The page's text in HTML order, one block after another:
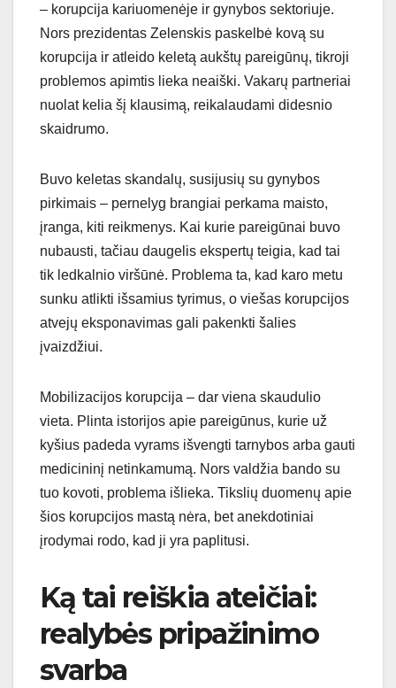
– korupcija kariuomenėje ir gynybos sektoriuje.
Nors prezidentas Zelenskis paskelbė kovą su
korupcija ir atleido keletą aukštų pareigūnų, tikroji
problemos apimtis lieka neaiški. Vakarų partneriai
nuolat kelia šį klausimą, reikalaudami didesnio
skaidrumo.
Buvo keletas skandalų, susijusių su gynybos
pirkimais – pernelyg brangiai perkama maisto,
įranga, kiti reikmenys. Kai kurie pareigūnai buvo
nubausti, tačiau daugelis ekspertų teigia, kad tai
tik ledkalnio viršūnė. Problema ta, kad karo metu
sunku atlikti išsamius tyrimus, o viešas korupcijos
atvejų eksponavimas gali pakenkti šalies
įvaizdžiui.
Mobilizacijos korupcija – dar viena skaudulio
vieta. Plinta istorijos apie pareigūnus, kurie už
kyšius padeda vyrams išvengti tarnybos arba gauti
medicininį netinkamumą. Nors valdžia bando su
tuo kovoti, problema išlieka. Tikslių duomenų apie
šios korupcijos mastą nėra, bet anekdotiniai
įrodymai rodo, kad ji yra paplitusi.
Ką tai reiškia ateičiai:
realybės pripažinimo
svarba